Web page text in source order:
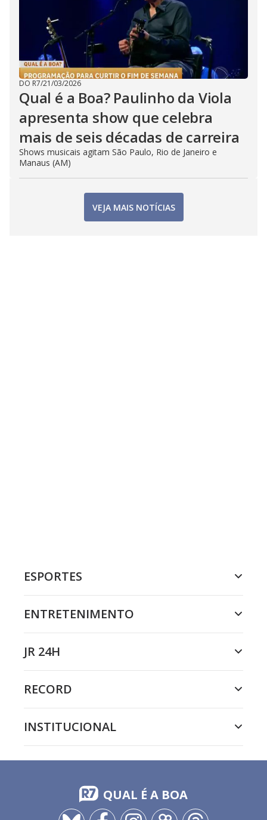
DO R7/21/03/2026
Qual é a Boa? Paulinho da Viola
apresenta show que celebra
mais de seis décadas de carreira
Shows musicais agitam São Paulo, Rio de Janeiro e
Manaus (AM)
VEJA MAIS NOTÍCIAS
ESPORTES
ENTRETENIMENTO
JR 24H
RECORD
INSTITUCIONAL
QUAL É A BOA